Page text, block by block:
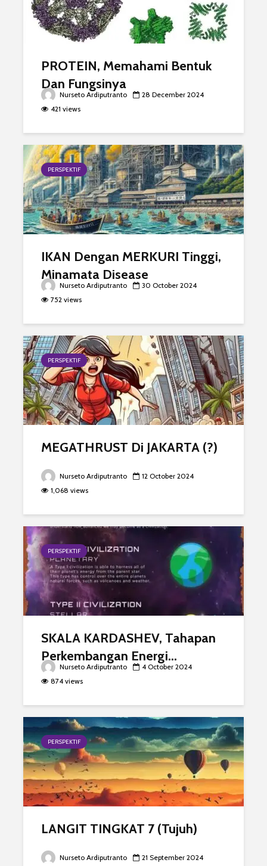
PROTEIN, Memahami Bentuk
Dan Fungsinya
Nurseto Ardiputranto
28 December 2024
421 views
PERSPEKTIF
IKAN Dengan MERKURI Tinggi,
Minamata Disease
Nurseto Ardiputranto
30 October 2024
752 views
PERSPEKTIF
MEGATHRUST Di JAKARTA (?)
Nurseto Ardiputranto
12 October 2024
1,068 views
PERSPEKTIF
SKALA KARDASHEV, Tahapan
Perkembangan Energi...
Nurseto Ardiputranto
4 October 2024
874 views
PERSPEKTIF
LANGIT TINGKAT 7 (Tujuh)
Nurseto Ardiputranto 21 September 2024